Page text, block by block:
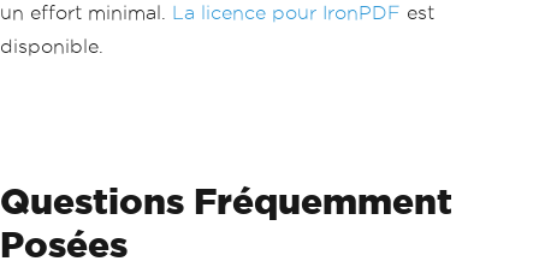
un effort minimal. La licence pour IronPDF est
disponible.
Questions Fréquemment
Posées